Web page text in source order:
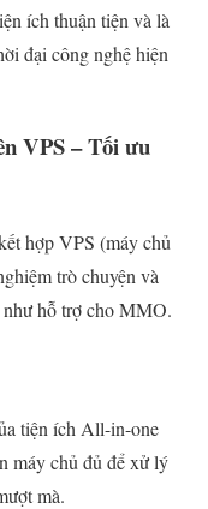
ích thuận tiện và là
đại công nghệ hiện
VPS – Tối ưu
hợp VPS (máy chủ
trò chuyện và
hỗ trợ cho MMO.
tiện ích All-in-one
máy chủ đủ để xử lý
mà.